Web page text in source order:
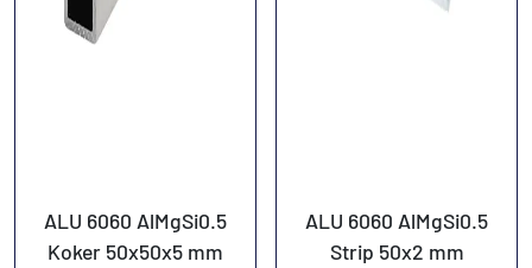
ALU 6060 AlMgSi0.5
Koker 50x50x5 mm
ALU 6060 AlMgSi0.5
Strip 50x2 mm